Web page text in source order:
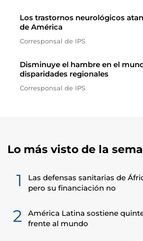
Los trastornos neurológicos
de América
Corresponsal de IPS
Disminuye el hambre en el
disparidades regionales
Corresponsal de IPS
Lo más visto de la
1
Las defensas sanitarias de
pero su financiación no
2
América Latina sostiene
frente al mundo